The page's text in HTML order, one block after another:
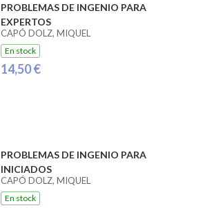
PROBLEMAS DE INGENIO PARA
EXPERTOS
CAPÓ DOLZ, MIQUEL
En stock
14,50 €
PROBLEMAS DE INGENIO PARA
INICIADOS
CAPÓ DOLZ, MIQUEL
En stock